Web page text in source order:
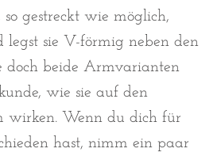
gestreckt wie möglich,
legst sie V-förmig neben den
doch beide Armvarianten
wie sie auf den
wirken. Wenn du dich für
hast, nimm ein paar